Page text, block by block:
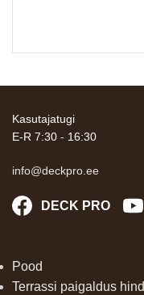
Kasutajatugi
E-R 7:30 - 16:30
info@deckpro.ee
DECK PRO
Pood
Terrassi paigaldus hind